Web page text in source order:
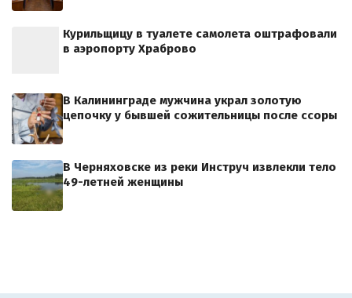
Курильщицу в туалете самолета оштрафовали
в аэропорту Храброво
В Калининграде мужчина украл золотую
цепочку у бывшей сожительницы после ссоры
В Черняховске из реки Инструч извлекли тело
49-летней женщины